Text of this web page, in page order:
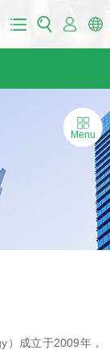
Menu
）成立于2009年，